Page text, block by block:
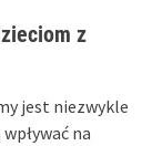
z
jest niezwykle
na